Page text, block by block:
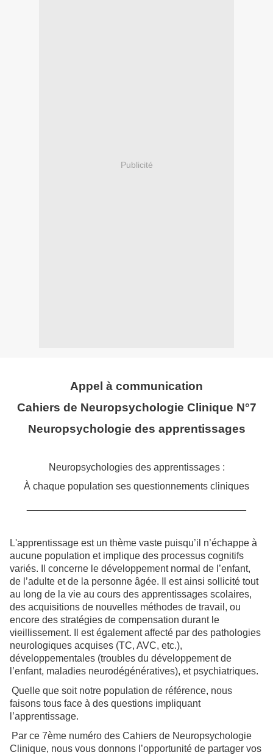
Publicité
Appel à communication
Cahiers de Neuropsychologie Clinique N°7
Neuropsychologie des apprentissages
Neuropsychologies des apprentissages :
À chaque population ses questionnements cliniques
L'apprentissage est un thème vaste puisqu’il n’échappe à
aucune population et implique des processus cognitifs
variés. Il concerne le développement normal de l’enfant,
de l’adulte et de la personne âgée. Il est ainsi sollicité tout
au long de la vie au cours des apprentissages scolaires,
des acquisitions de nouvelles méthodes de travail, ou
encore des stratégies de compensation durant le
vieillissement. Il est également affecté par des pathologies
neurologiques acquises (TC, AVC, etc.),
développementales (troubles du développement de
l’enfant, maladies neurodégénératives), et psychiatriques.
Quelle que soit notre population de référence, nous
faisons tous face à des questions impliquant
l’apprentissage.
Par ce 7ème numéro des Cahiers de Neuropsychologie
Clinique, nous vous donnons l’opportunité de partager vos